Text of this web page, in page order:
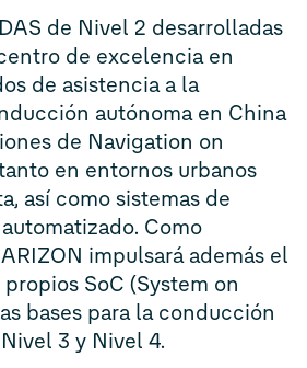
de Nivel 2 desarrolladas
de excelencia en
de asistencia a la
autónoma en China
de Navigation on
en entornos urbanos
así como sistemas de
Como
impulsará además el
SoC (System on
bases para la conducción
3 y Nivel 4.